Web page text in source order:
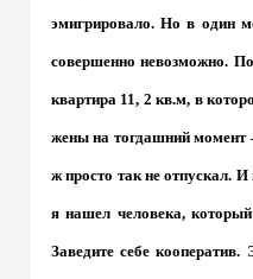
эмигрировало. Но в один
совершенно невозможно.
квартира 11, 2 кв.м, в
жены на тогдашний момент
ж просто так не отпускал.
я нашел человека,
Заведите себе